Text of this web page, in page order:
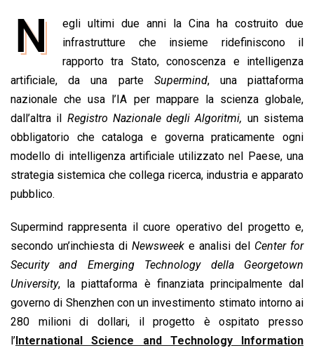
e
o
o
k
a
t
s
A
p
p
n
k
e
d
I
n
r
a
d
a
i
l
p
y
L
i
n
k
i
n
t
N
egli ultimi due anni la Cina ha costruito due
infrastrutture che insieme ridefiniscono il
rapporto tra Stato, conoscenza e intelligenza
artificiale, da una parte Supermind, una piattaforma
nazionale che usa l’IA per mappare la scienza globale,
dall’altra il Registro Nazionale degli Algoritmi, un sistema
obbligatorio che cataloga e governa praticamente ogni
modello di intelligenza artificiale utilizzato nel Paese, una
strategia sistemica che collega ricerca, industria e apparato
pubblico.
Supermind rappresenta il cuore operativo del progetto e,
secondo un’inchiesta di Newsweek e analisi del Center for
Security and Emerging Technology della Georgetown
University, la piattaforma è finanziata principalmente dal
governo di Shenzhen con un investimento stimato intorno ai
280 milioni di dollari, il progetto è ospitato presso
l’International Science and Technology Information